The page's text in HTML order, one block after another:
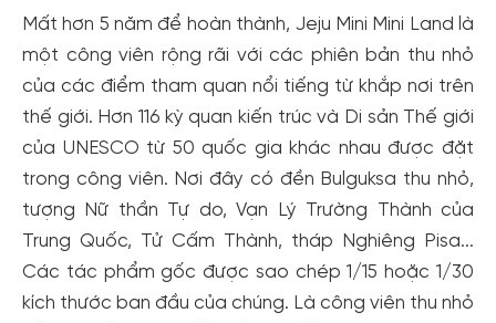
Mất hơn 5 năm để hoàn thành, Jeju Mini Mini Land là
một công viên rộng rãi với các phiên bản thu nhỏ
của các điểm tham quan nổi tiếng từ khắp nơi trên
thế giới. Hơn 116 kỳ quan kiến trúc và Di sản Thế giới
của UNESCO từ 50 quốc gia khác nhau được đặt
trong công viên. Nơi đây có đền Bulguksa thu nhỏ,
tượng Nữ thần Tự do, Vạn Lý Trường Thành của
Trung Quốc, Tử Cấm Thành, tháp Nghiêng Pisa...
Các tác phẩm gốc được sao chép 1/15 hoặc 1/30
kích thước ban đầu của chúng. Là công viên thu nhỏ